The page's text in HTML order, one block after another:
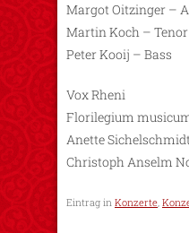
Margot Oitzinger –
Martin Koch – Tenor
Peter Kooij – Bass
Vox Rheni
Florilegium
Anette
Christoph Anselm
Eintrag in Konzerte,